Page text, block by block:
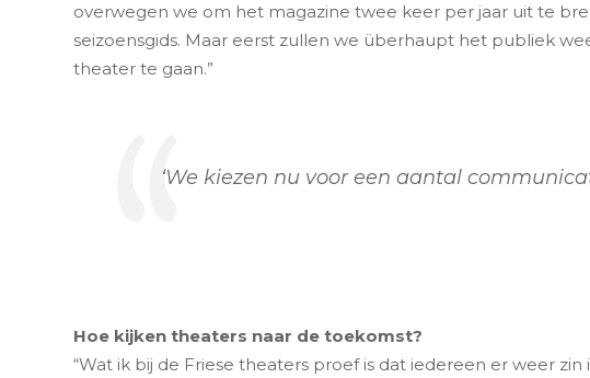
overwegen we om het magazine twee keer per jaar uit te
seizoensgids. Maar eerst zullen we überhaupt het publiek
theater te gaan.”
‘We kiezen nu voor een aantal
Hoe kijken theaters naar de toekomst?
“Wat ik bij de Friese theaters proef is dat iedereen er weer